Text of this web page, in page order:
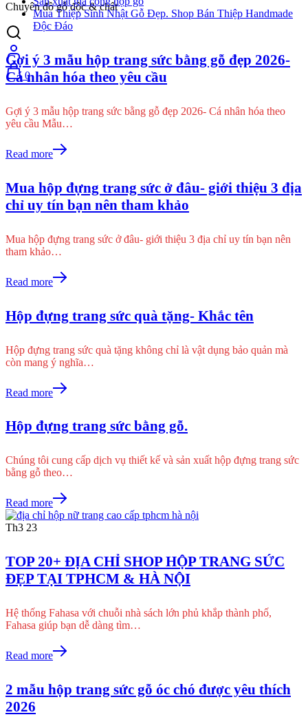
Chuyên đồ gỗ độc & chất
0
Mua Thiệp Sinh Nhật Gỗ Đẹp. Shop Bán Thiệp Handmade
Độc Đáo
Gợi ý 3 mẫu hộp trang sức bằng gỗ đẹp 2026-
Cá nhân hóa theo yêu cầu
Gợi ý 3 mẫu hộp trang sức bằng gỗ đẹp 2026- Cá nhân hóa theo
yêu cầu Mẫu…
Read more
Mua hộp đựng trang sức ở đâu- giới thiệu 3 địa
chỉ uy tín bạn nên tham khảo
Mua hộp đựng trang sức ở đâu- giới thiệu 3 địa chỉ uy tín bạn nên
tham khảo…
Read more
Hộp đựng trang sức quà tặng- Khắc tên
Hộp đựng trang sức quà tặng không chỉ là vật dụng bảo quản mà
còn mang ý nghĩa…
Read more
Hộp đựng trang sức bằng gỗ.
Chúng tôi cung cấp dịch vụ thiết kế và sản xuất hộp đựng trang sức
bằng gỗ theo…
Read more
Th3 23
TOP 20+ ĐỊA CHỈ SHOP HỘP TRANG SỨC
ĐẸP TẠI TPHCM & HÀ NỘI
Hệ thống Fahasa với chuỗi nhà sách lớn phủ khắp thành phố,
Fahasa giúp bạn dễ dàng tìm…
Read more
2 mẫu hộp trang sức gỗ óc chó được yêu thích
2026